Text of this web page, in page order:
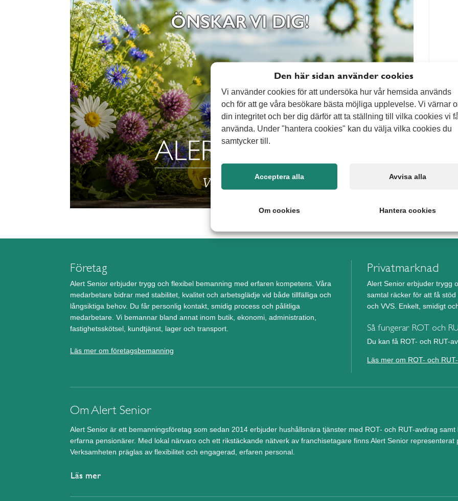
Företag
Alert Senior erbjuder trygg och flexibel bemanning med erfaren kompetens. Våra
medarbetare bidrar med stabilitet, kvalitet och arbetsglädje vid både tillfälliga och
långsiktiga behov. Du får personlig kontakt, smidig process och pålitliga
medarbetare. Vi bemannar bland annat inom butik, ekonomi, administration,
fastighetsskötsel, kundtjänst, lager och transport.
Läs mer om företagsbemanning
Privatmarknad
Alert Senior erbjuder trygg
samtal räcker för att få
och VVS. Enkelt, smidigt
Så fungerar ROT och
Du kan få ROT- och RUT-
Läs mer om ROT- och
Om Alert Senior
Alert Senior är ett bemanningsföretag som sedan 2014 erbjuder hushållsnära tjänster med ROT- och RUT-avdrag
erfarna pensionärer. Med lokal närvaro och ett rikstäckande nätverk av franchisetagare finns Alert Senior representerat
Verksamheten präglas av flexibilitet och engagerad, erfaren personal.
Läs mer
Den här sidan använder cookies
Vi använder cookies för att undersöka hur vår hemsida används
och för att ge våra besökare bästa möjliga upplevelse. Vi värnar
din integritet och ber dig därför att ta ställning till vilka cookies vi
använda. Under "hantera cookies" kan du välja vilka cookies du
samtycker till.
Acceptera alla Avvisa alla
Om cookies Hantera cookies